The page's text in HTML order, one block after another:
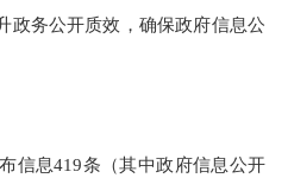
政务公开质效，确保政府信息公
息419条（其中政府信息公开